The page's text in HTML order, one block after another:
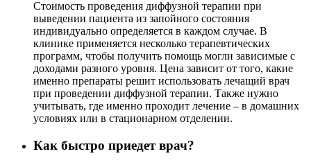
Стоимость проведения диффузной терапии при
выведении пациента из запойного состояния
индивидуально определяется в каждом случае. В
клинике применяется несколько терапевтических
программ, чтобы получить помощь могли зависимые с
доходами разного уровня. Цена зависит от того, какие
именно препараты решит использовать лечащий врач
при проведении диффузной терапии. Также нужно
учитывать, где именно проходит лечение – в домашних
условиях или в стационарном отделении.
Как быстро приедет врач?